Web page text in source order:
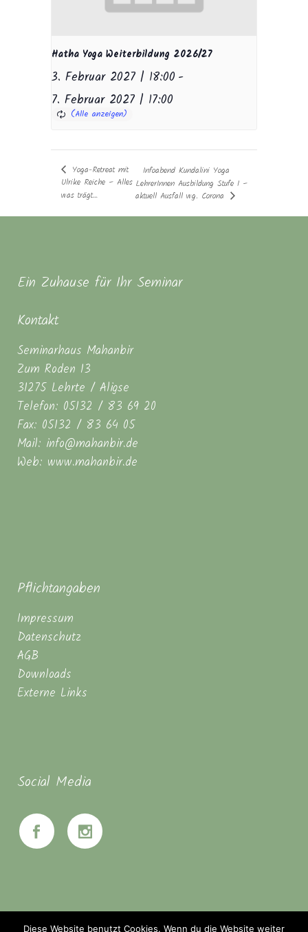
Hatha Yoga Weiterbildung 2026/27
3. Februar 2027 | 18:00 -
7. Februar 2027 | 17:00
Yoga-Retreat mit
Ulrike Reiche – Alles
was trägt…
Infoabend Kundalini Yoga
LehrerInnen Ausbildung Stufe I –
aktuell Ausfall wg. Corona
Ein Zuhause für Ihr Seminar
Kontakt
Seminarhaus Mahanbir
Zum Roden 13
31275 Lehrte / Aligse
Telefon: 05132 / 83 69 20
Fax: 05132 / 83 64 05
Mail: info@mahanbir.de
Web: www.mahanbir.de
Pflichtangaben
Impressum
Datenschutz
AGB
Downloads
Externe Links
Social Media
Diese Website benutzt Cookies. Wenn du die Website weiter